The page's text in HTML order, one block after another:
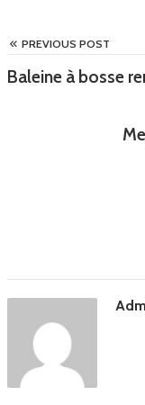
PREVIOUS POST
Baleine à bosse